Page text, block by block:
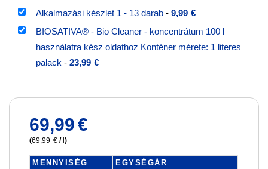
Alkalmazási készlet 1 - 13 darab - 9,99 €
BIOSATIVA® - Bio Cleaner - koncentrátum 100 l
használatra kész oldathoz Konténer mérete: 1 literes
palack - 23,99 €
69,99€
(69,99 € / l)
MENNYISÉG
EGYSÉGÁR